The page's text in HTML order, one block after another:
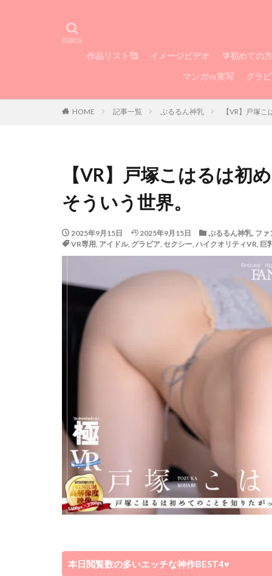
作品リスト🥰 イメージビデオ
🔰初めての
マンガvs実写
グラ
HOME 記事一覧 ぷるるん神乳 【VR】戸塚
【VR】戸塚こはるは初
そういう世界。
2025年9月15日 2025年9月15日 ぷるるん神乳, ファ
VR専用, アイドル, グラビア, セクシー, ハイクオリティVR, 巨
本日閲覧数の多いエッチな神作BEST4♥️